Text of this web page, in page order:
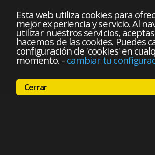
Esta web utiliza cookies para
mejor experiencia y servicio. Al
utilizar nuestros servicios,
hacemos de las cookies. Puedes
configuración de 'cookies' en
momento. - cambiar tu
Cerrar